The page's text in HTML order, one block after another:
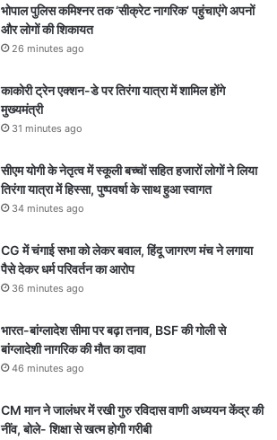
भोपाल पुलिस कमिश्नर तक ‘सीक्रेट नागरिक’ पहुंचाएंगे अपनों
और लोगों की शिकायत
26 minutes ago
काकोरी ट्रेन एक्शन-डे पर तिरंगा यात्रा में शामिल होंगे
मुख्यमंत्री
31 minutes ago
सीएम योगी के नेतृत्व में स्कूली बच्चों सहित हजारों लोगों ने लिया
तिरंगा यात्रा में हिस्सा, पुष्पवर्षा के साथ हुआ स्वागत
34 minutes ago
CG में चंगाई सभा को लेकर बवाल, हिंदू जागरण मंच ने लगाया
पैसे देकर धर्म परिवर्तन का आरोप
36 minutes ago
भारत-बांग्लादेश सीमा पर बढ़ा तनाव, BSF की गोली से
बांग्लादेशी नागरिक की मौत का दावा
46 minutes ago
CM मान ने जालंधर में रखी गुरु रविदास वाणी अध्ययन केंद्र की
नींव, बोले- शिक्षा से खत्म होगी गरीबी